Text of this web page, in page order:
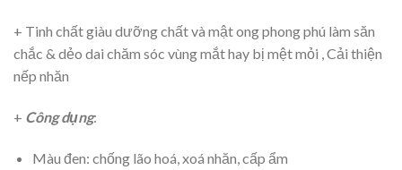
+ Tinh chất giàu dưỡng chất và mật ong phong phú làm săn
chắc & dẻo dai chăm sóc vùng mắt hay bị mệt mỏi , Cải thiện
nếp nhăn
+ Công dụng:
Màu đen: chống lão hoá, xoá nhăn, cấp ẩm